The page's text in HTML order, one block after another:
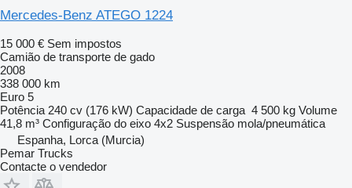
Mercedes-Benz ATEGO 1224
15 000 € Sem impostos
Camião de transporte de gado
2008
338 000 km
Euro 5
Potência 240 cv (176 kW) Capacidade de carga 4 500 kg Volume
41,8 m³ Configuração do eixo 4x2 Suspensão mola/pneumática
Espanha, Lorca (Murcia)
Pemar Trucks
Contacte o vendedor